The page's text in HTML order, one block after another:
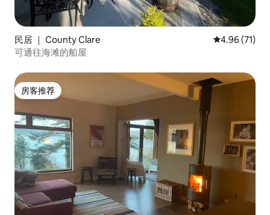
民居 ｜ County Clare 平均评分
4.96 (71)
可通往海滩的船屋
房客推荐
房客推荐